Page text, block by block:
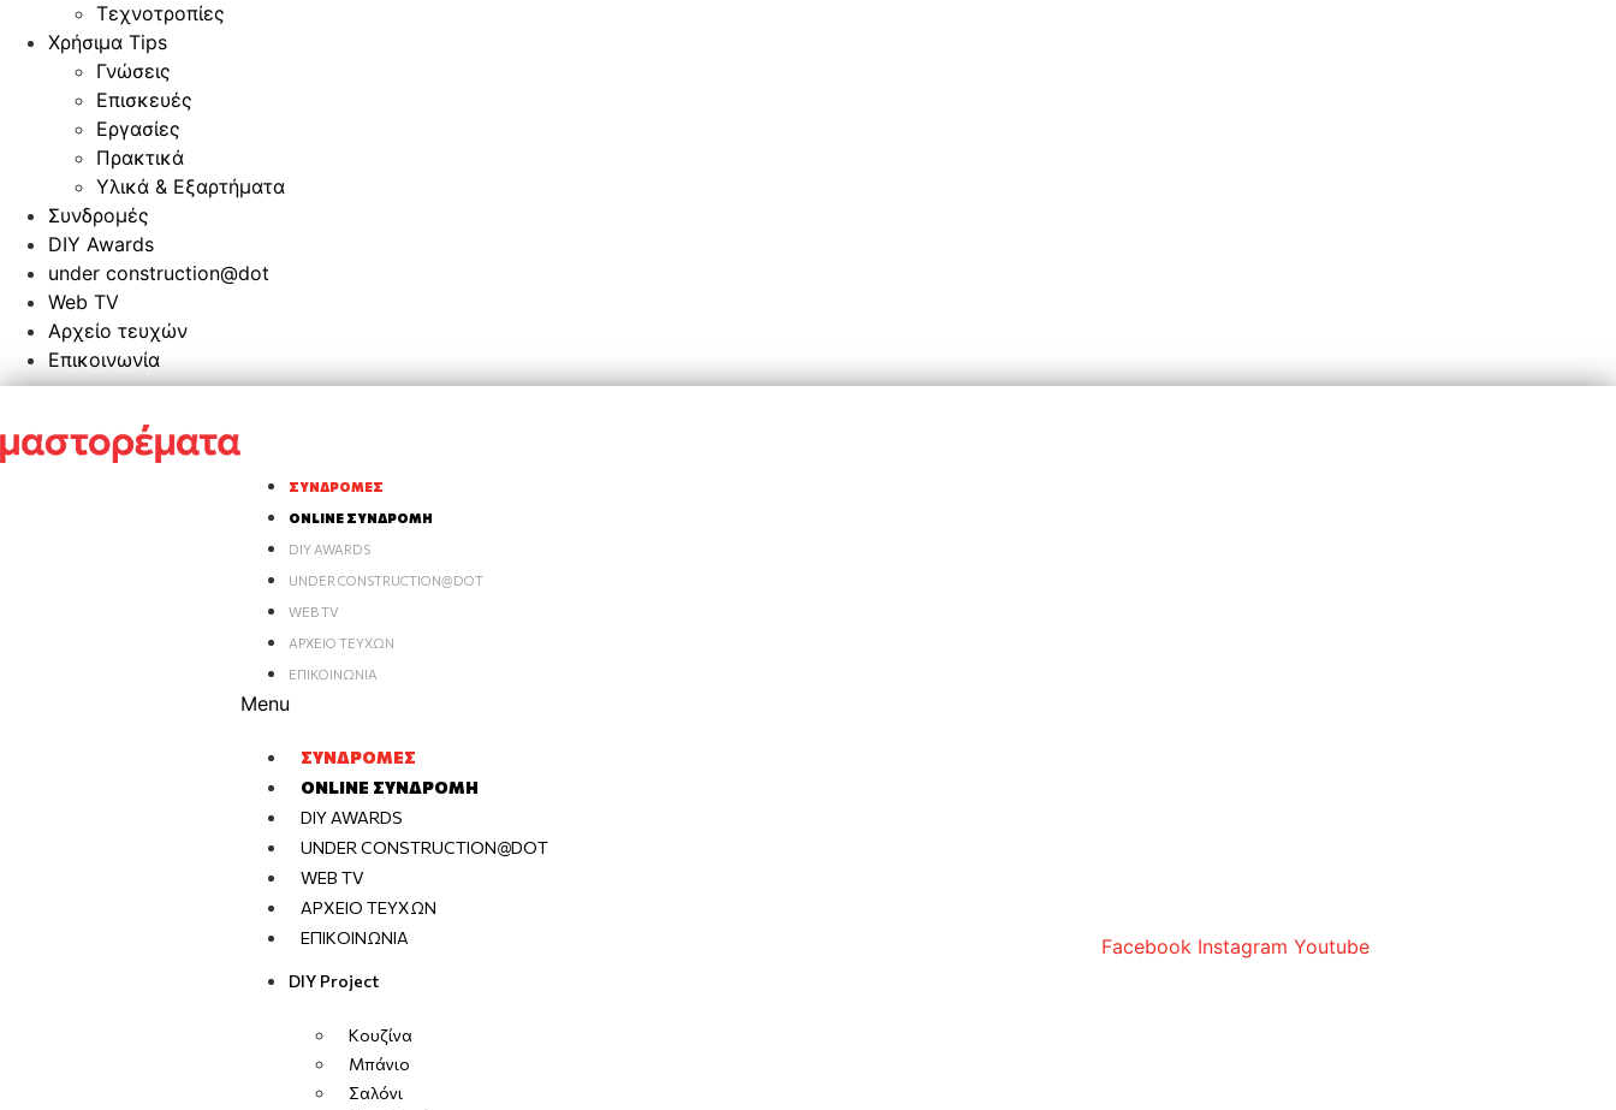
Τεχνοτροπίες
Χρήσιμα Tips
Γνώσεις
Επισκευές
Εργασίες
Πρακτικά
Υλικά & Εξαρτήματα
Συνδρομές
DIY Awards
under construction@dot
Web TV
Αρχείο τευχών
Επικοινωνία
ΣΥΝΔΡΟΜΈΣ
ONLINE ΣΥΝΔΡΟΜΉ
DIY AWARDS
UNDER CONSTRUCTION@DOT
WEB TV
ΑΡΧΕΊΟ ΤΕΥΧΏΝ
ΕΠΙΚΟΙΝΩΝΊΑ
Menu
ΣΥΝΔΡΟΜΈΣ
ONLINE ΣΥΝΔΡΟΜΉ
DIY AWARDS
UNDER CONSTRUCTION@DOT
WEB TV
ΑΡΧΕΊΟ ΤΕΥΧΏΝ
ΕΠΙΚΟΙΝΩΝΊΑ
Facebook Instagram Youtube
DIY Project
Κουζίνα
Μπάνιο
Σαλόνι